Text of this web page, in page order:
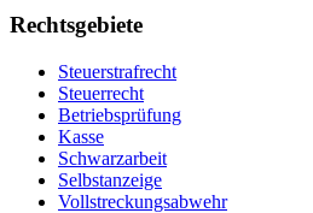
Rechtsgebiete
Steuerstrafrecht
Steuerrecht
Betriebsprüfung
Kasse
Schwarzarbeit
Selbstanzeige
Vollstreckungsabwehr